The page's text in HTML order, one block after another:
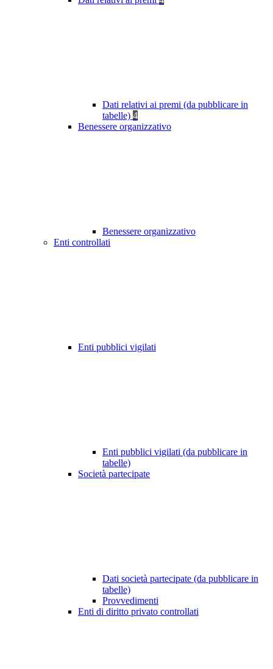
Dati relativi ai premi (da pubblicare in
tabelle) 4
Benessere organizzativo
Benessere organizzativo
Enti controllati
Enti pubblici vigilati
Enti pubblici vigilati (da pubblicare in
tabelle)
Società partecipate
Dati società partecipate (da pubblicare in
tabelle)
Provvedimenti
Enti di diritto privato controllati